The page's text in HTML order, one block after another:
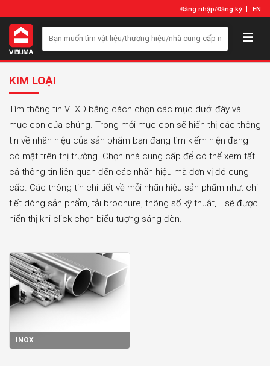
Đăng nhập/Đăng ký EN
KIM LOẠI
Tìm thông tin VLXD bằng cách chọn các mục dưới đây và
mục con của chúng. Trong mỗi mục con sẽ hiển thị các thông
tin về nhãn hiệu của sản phẩm bạn đang tìm kiếm hiện đang
có mặt trên thị trường. Chọn nhà cung cấp để có thể xem tất
cả thông tin liên quan đến các nhãn hiệu mà đơn vị đó cung
cấp. Các thông tin chi tiết về mỗi nhãn hiệu sản phẩm như: chi
tiết dòng sản phẩm, tải brochure, thông số kỹ thuật,… sẽ được
hiển thị khi click chọn biểu tượng sáng đèn.​​
INOX